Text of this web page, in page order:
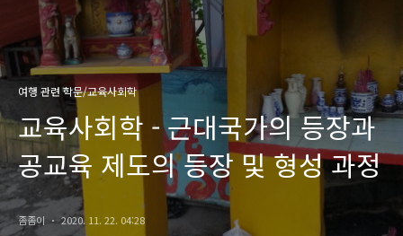
여행 관련 학문/교육사회학
교육사회학 - 근대국가의 등장과
공교육 제도의 등장 및 형성 과정
좀좀이 2020. 11. 22. 04:28